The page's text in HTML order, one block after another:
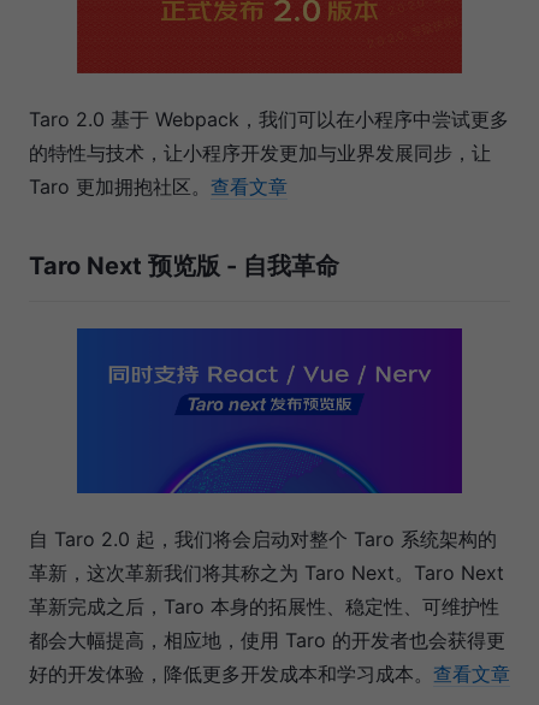
Taro 2.0 基于 Webpack，我们可以在小程序中尝试更多
的特性与技术，让小程序开发更加与业界发展同步，让
Taro 更加拥抱社区。 查看文章
Taro Next 预览版 - 自我革命
自 Taro 2.0 起，我们将会启动对整个 Taro 系统架构的
革新，这次革新我们将其称之为 Taro Next。Taro Next
革新完成之后，Taro 本身的拓展性、稳定性、可维护性
都会大幅提高，相应地，使用 Taro 的开发者也会获得更
好的开发体验，降低更多开发成本和学习成本。 查看文章